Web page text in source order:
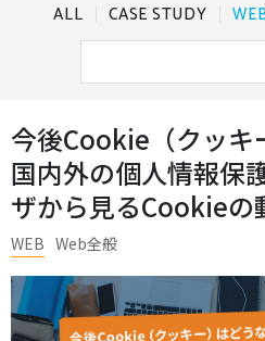
ALL CASE STUDY
今後Cookie（クッキ
国内外の個人情報保
ザから見るCookieの
WEB Web全般